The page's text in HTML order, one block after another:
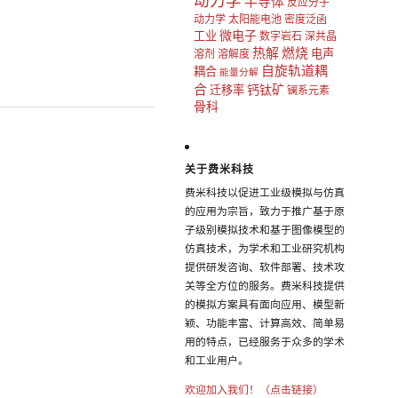
动力学 太阳能电池 密度泛函
工业 微电子 数字岩石 深共晶
溶剂 溶解度 热解燃烧 电声
耦合 能量分解 自旋轨道耦
合迁移率钙钛矿 镧系元素
骨科
关于费米科技
费米科技以促进工业级模拟与仿真
的应用为宗旨，致力于推广基于原
子级别模拟技术和基于图像模型的
仿真技术，为学术和工业研究机构
提供研发咨询、软件部署、技术攻
关等全方位的服务。费米科技提供
的模拟方案具有面向应用、模型新
颖、功能丰富、计算高效、简单易
用的特点，已经服务于众多的学术
和工业用户。
欢迎加入我们！（点击链接）